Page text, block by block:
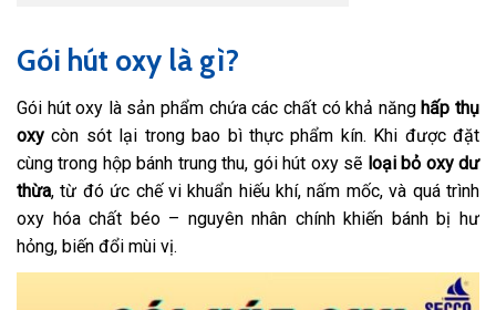
Gói hút oxy là gì?
Gói hút oxy là sản phẩm chứa các chất có khả nănghấp thụ
oxy còn sót lại trong bao bì thực phẩm kín. Khi được đặt
cùng trong hộp bánh trung thu, gói hút oxy sẽ loại bỏ oxy dư
thừa, từ đó ức chế vi khuẩn hiếu khí, nấm mốc, và quá trình
oxy hóa chất béo – nguyên nhân chính khiến bánh bị hư
hỏng, biến đổi mùi vị.